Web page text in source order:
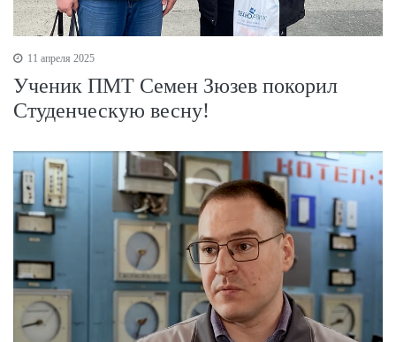
11 апреля 2025
Ученик ПМТ Семен Зюзев покорил
Студенческую весну!